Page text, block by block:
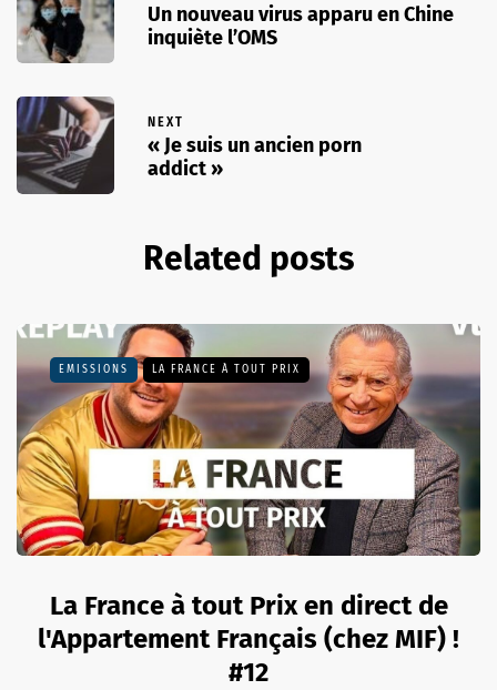
Un nouveau virus apparu en Chine
inquiète l’OMS
NEXT
« Je suis un ancien porn
addict »
Related posts
EMISSIONS LA FRANCE À TOUT PRIX
La France à tout Prix en direct de
l'Appartement Français (chez MIF) !
#12